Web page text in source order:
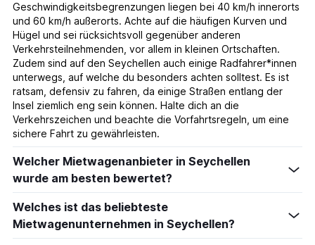
Geschwindigkeitsbegrenzungen liegen bei 40 km/h innerorts
und 60 km/h außerorts. Achte auf die häufigen Kurven und
Hügel und sei rücksichtsvoll gegenüber anderen
Verkehrsteilnehmenden, vor allem in kleinen Ortschaften.
Zudem sind auf den Seychellen auch einige Radfahrer*innen
unterwegs, auf welche du besonders achten solltest. Es ist
ratsam, defensiv zu fahren, da einige Straßen entlang der
Insel ziemlich eng sein können. Halte dich an die
Verkehrszeichen und beachte die Vorfahrtsregeln, um eine
sichere Fahrt zu gewährleisten.
Welcher Mietwagenanbieter in Seychellen
wurde am besten bewertet?
Welches ist das beliebteste
Mietwagenunternehmen in Seychellen?